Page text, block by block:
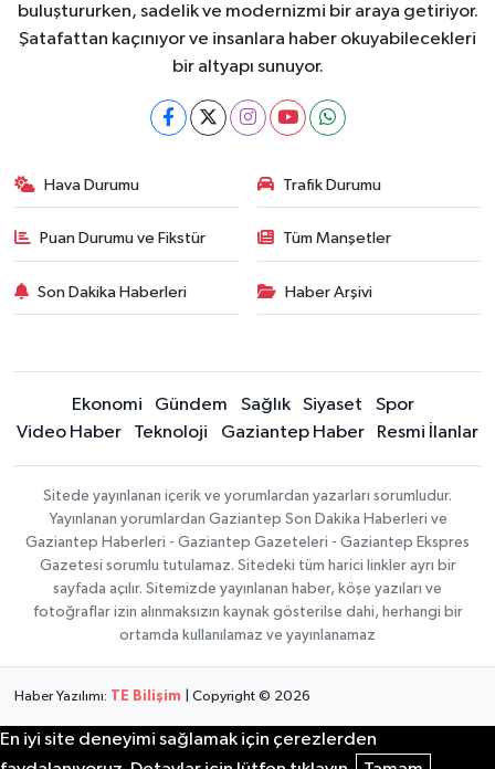
buluştururken, sadelik ve modernizmi bir araya getiriyor.
Şatafattan kaçınıyor ve insanlara haber okuyabilecekleri
bir altyapı sunuyor.
Hava Durumu Trafik Durumu
Puan Durumu ve Fikstür Tüm Manşetler
Son Dakika Haberleri Haber Arşivi
Ekonomi Gündem Sağlık Siyaset
Spor
Video Haber
Teknoloji Gaziantep Haber Resmi İlanlar
Sitede yayınlanan içerik ve yorumlardan yazarları sorumludur.
Yayınlanan yorumlardan Gaziantep Son Dakika Haberleri ve
Gaziantep Haberleri - Gaziantep Gazeteleri - Gaziantep Ekspres
Gazetesi sorumlu tutulamaz. Sitedeki tüm harici linkler ayrı bir
sayfada açılır. Sitemizde yayınlanan haber, köşe yazıları ve
fotoğraflar izin alınmaksızın kaynak gösterilse dahi, herhangi bir
ortamda kullanılamaz ve yayınlanamaz
Haber Yazılımı: TE Bilişim | Copyright © 2026
En iyi site deneyimi sağlamak için çerezlerden